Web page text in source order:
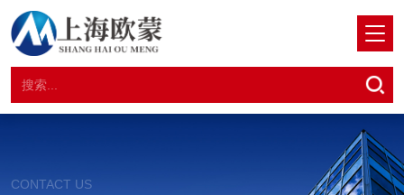
CONTACT US